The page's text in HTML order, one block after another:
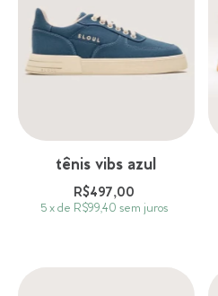
tênis vibs azul
R$497,00
5 xde R$99,40 sem juros